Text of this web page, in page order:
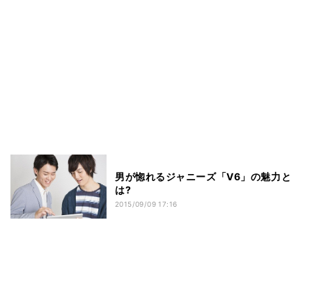
男が惚れるジャニーズ「V6」の魅力と
は?
2015/09/09 17:16